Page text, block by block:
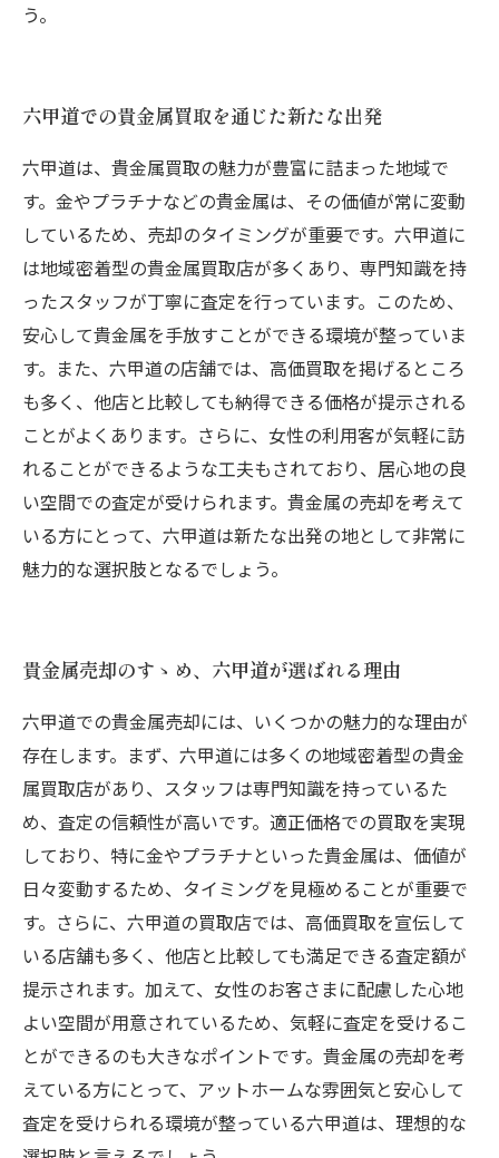
う。
六甲道での貴金属買取を通じた新たな出発
六甲道は、貴金属買取の魅力が豊富に詰まった地域で
す。金やプラチナなどの貴金属は、その価値が常に変動
しているため、売却のタイミングが重要です。六甲道に
は地域密着型の貴金属買取店が多くあり、専門知識を持
ったスタッフが丁寧に査定を行っています。このため、
安心して貴金属を手放すことができる環境が整っていま
す。また、六甲道の店舗では、高価買取を掲げるところ
も多く、他店と比較しても納得できる価格が提示される
ことがよくあります。さらに、女性の利用客が気軽に訪
れることができるような工夫もされており、居心地の良
い空間での査定が受けられます。貴金属の売却を考えて
いる方にとって、六甲道は新たな出発の地として非常に
魅力的な選択肢となるでしょう。
貴金属売却のすゝめ、六甲道が選ばれる理由
六甲道での貴金属売却には、いくつかの魅力的な理由が
存在します。まず、六甲道には多くの地域密着型の貴金
属買取店があり、スタッフは専門知識を持っているた
め、査定の信頼性が高いです。適正価格での買取を実現
しており、特に金やプラチナといった貴金属は、価値が
日々変動するため、タイミングを見極めることが重要で
す。さらに、六甲道の買取店では、高価買取を宣伝して
いる店舗も多く、他店と比較しても満足できる査定額が
提示されます。加えて、女性のお客さまに配慮した心地
よい空間が用意されているため、気軽に査定を受けるこ
とができるのも大きなポイントです。貴金属の売却を考
えている方にとって、アットホームな雰囲気と安心して
査定を受けられる環境が整っている六甲道は、理想的な